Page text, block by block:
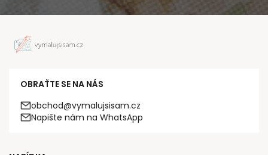
OBRAŤTE SE NA NÁS
obchod@vymalujsisam.cz
Napište nám na WhatsApp